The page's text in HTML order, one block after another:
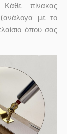
πίνακας
με το
όπου σας